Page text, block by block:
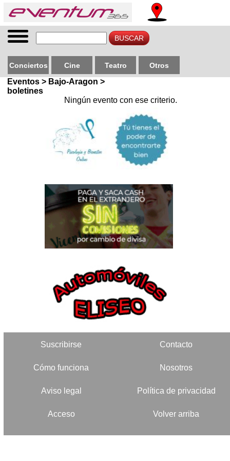
Conciertos Cine Teatro Otros
Eventos > Bajo-Aragon >
boletines
Ningún evento con ese criterio.
Suscribirse Contacto
Cómo funciona Nosotros
Aviso legal Política de privacidad
Acceso Volver arriba